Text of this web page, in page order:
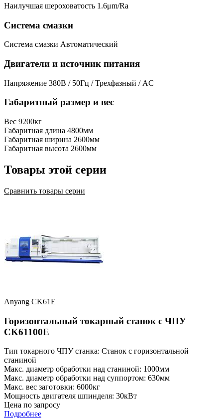
Наилучшая шероховатость 1.6μm/Ra
Система смазки
Система смазки Автоматический
Двигатели и источник питания
Напряжение 380В / 50Гц / Трехфазный / AC
Габаритный размер и вес
Вес 9200кг
Габаритная длина 4800мм
Габаритная ширина 2600мм
Габаритная высота 2600мм
Товары этой серии
Сравнить товары серии
Anyang CK61E
Горизонтальный токарный станок с ЧПУ
CK61100E
Тип токарного ЧПУ станка: Станок с горизонтальной
станиной
Макс. диаметр обработки над станиной: 1000мм
Макс. диаметр обработки над суппортом: 630мм
Макс. вес заготовки: 6000кг
Мощность двигателя шпинделя: 30кВт
Цена по запросу
Подробнее